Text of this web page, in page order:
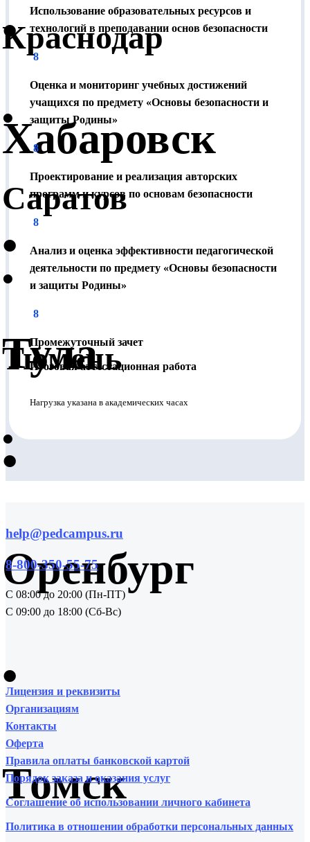
Как получить налоговый вычет?
По окончании календарного года, в котором Вы
производили оплату за обучение, обратитесь в
Ее можно предоставить в налоговую службу в
бумажном или электронном виде (через личный
кабинет налогоплательщика). Размер налогового
вычета зависит от Вашей ставки НДФЛ (минимум -
13 %).
Как получить документы?
Документы можно получить в Москве (5 минут от
метро Семеновская, ул. Ткацкая, д. 1) или по почте.
Отправка по России производится бесплатно.
Краснодар
•
Саратов
•
Тюмень
•
•
Хабаровск
•
Тула
•
Оренбург
•
Томск
Использование образовательных ресурсов и
технологий в преподавании основ безопасности
8
Оценка и мониторинг учебных достижений
учащихся по предмету «Основы безопасности и
защиты Родины»
8
Проектирование и реализация авторских
программ и курсов по основам безопасности
8
Анализ и оценка эффективности педагогической
деятельности по предмету «Основы безопасности
и защиты Родины»
8
Промежуточный зачет
Итоговая аттестационная работа
Нагрузка указана в академических часах
help@pedcampus.ru
8-800-350-55-75
С 08:00 до 20:00 (Пн-ПТ)
С 09:00 до 18:00 (Сб-Вс)
Лицензия и реквизиты
Организациям
Контакты
Оферта
Правила оплаты банковской картой
Порядок заказа и оказания услуг
Соглашение об использовании личного кабинета
Политика в отношении обработки персональных данных